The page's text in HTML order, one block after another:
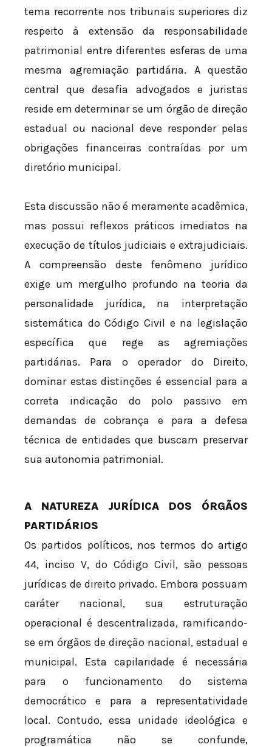
tema recorrente nos tribunais superiores diz
respeito à extensão da responsabilidade
patrimonial entre diferentes esferas de uma
mesma agremiação partidária. A questão
central que desafia advogados e juristas
reside em determinar se um órgão de direção
estadual ou nacional deve responder pelas
obrigações financeiras contraídas por um
diretório municipal.
Esta discussão não é meramente acadêmica,
mas possui reflexos práticos imediatos na
execução de títulos judiciais e extrajudiciais.
A compreensão deste fenômeno jurídico
exige um mergulho profundo na teoria da
personalidade jurídica, na interpretação
sistemática do Código Civil e na legislação
específica que rege as agremiações
partidárias. Para o operador do Direito,
dominar estas distinções é essencial para a
correta indicação do polo passivo em
demandas de cobrança e para a defesa
técnica de entidades que buscam preservar
sua autonomia patrimonial.
A NATUREZA JURÍDICA DOS ÓRGÃOS
PARTIDÁRIOS
Os partidos políticos, nos termos do artigo
44, inciso V, do Código Civil, são pessoas
jurídicas de direito privado. Embora possuam
caráter nacional, sua estruturação
operacional é descentralizada, ramificando-
se em órgãos de direção nacional, estadual e
municipal. Esta capilaridade é necessária
para o funcionamento do sistema
democrático e para a representatividade
local. Contudo, essa unidade ideológica e
programática não se confunde,